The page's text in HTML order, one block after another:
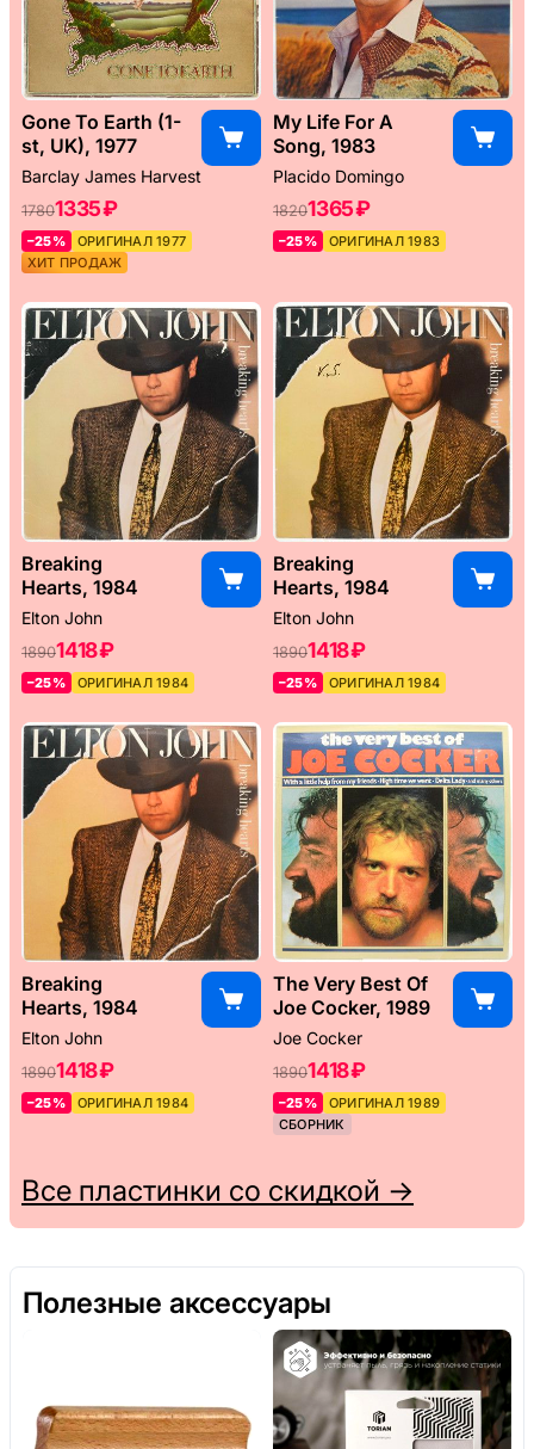
Gone To Earth (1-
st, UK), 1977
Barclay James Harvest
17801335 ₽
–25%
ОРИГИНАЛ 1977
ХИТ ПРОДАЖ
My Life For A
Song, 1983
Placido Domingo
18201365 ₽
–25% ОРИГИНАЛ 1983
Breaking
Hearts, 1984
Elton John
18901418 ₽
–25% ОРИГИНАЛ 1984
Breaking
Hearts, 1984
Elton John
18901418 ₽
–25% ОРИГИНАЛ 1984
Breaking
Hearts, 1984
Elton John
18901418 ₽
–25% ОРИГИНАЛ 1984
The Very Best Of
Joe Cocker, 1989
Joe Cocker
18901418 ₽
–25%
ОРИГИНАЛ 1989
СБОРНИК
Все пластинки со скидкой →
Полезные аксессуары